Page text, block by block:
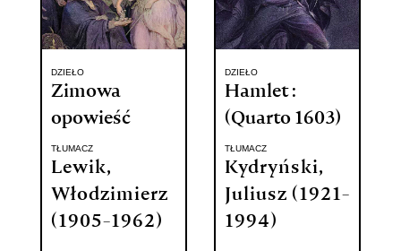
DZIEŁO
Zimowa
opowieść
TŁUMACZ
Lewik,
Włodzimierz
(1905-1962)
DZIEŁO
Hamlet :
(Quarto 1603)
TŁUMACZ
Kydryński,
Juliusz (1921-
1994)